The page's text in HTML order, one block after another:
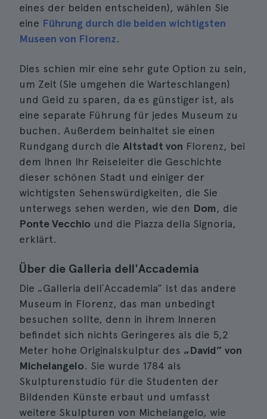
eines der beiden entscheiden), wählen Sie
eine Führung durch die beiden wichtigsten
Museen von Florenz.
Dies schien mir eine sehr gute Option zu sein,
um Zeit (Sie umgehen die Warteschlangen)
und Geld zu sparen, da es günstiger ist, als
eine separate Führung für jedes Museum zu
buchen. Außerdem beinhaltet sie einen
Rundgang durch die Altstadt von Florenz, bei
dem Ihnen Ihr Reiseleiter die Geschichte
dieser schönen Stadt und einiger der
wichtigsten Sehenswürdigkeiten, die Sie
unterwegs sehen werden, wie den Dom, die
Ponte Vecchio und die Piazza della Signoria,
erklärt.
Über die Galleria dell'Accademia
Die „Galleria dell´Accademia” ist das andere
Museum in Florenz, das man unbedingt
besuchen sollte, denn in ihrem Inneren
befindet sich nichts Geringeres als die 5,2
Meter hohe Originalskulptur des „David” von
Michelangelo. Sie wurde 1784 als
Skulpturenstudio für die Studenten der
Bildenden Künste erbaut und umfasst
weitere Skulpturen von Michelangelo, wie